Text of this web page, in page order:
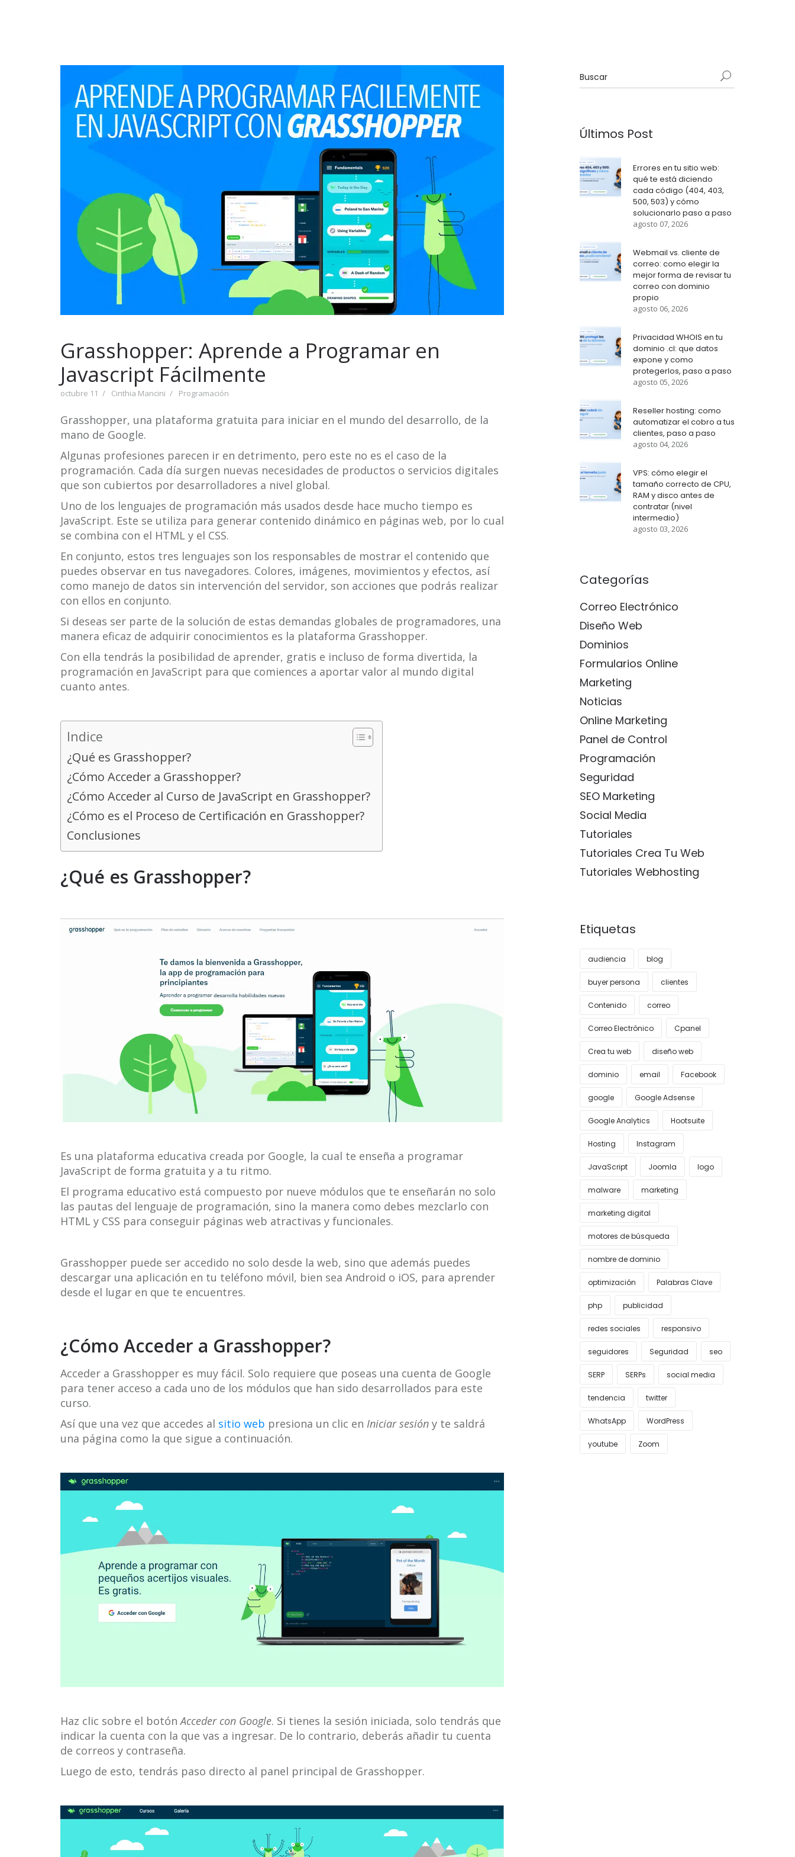
Grasshopper: Aprende a Programar en
Javascript Fácilmente
octubre 11 Cinthia Mancini Programación
Grasshopper, una plataforma gratuita para iniciar en el mundo del desarrollo, de la
mano de Google.
Algunas profesiones parecen ir en detrimento, pero este no es el caso de la
programación. Cada día surgen nuevas necesidades de productos o servicios digitales
que son cubiertos por desarrolladores a nivel global.
Uno de los lenguajes de programación más usados desde hace mucho tiempo es
JavaScript. Este se utiliza para generar contenido dinámico en páginas web, por lo cual
se combina con el HTML y el CSS.
En conjunto, estos tres lenguajes son los responsables de mostrar el contenido que
puedes observar en tus navegadores. Colores, imágenes, movimientos y efectos, así
como manejo de datos sin intervención del servidor, son acciones que podrás realizar
con ellos en conjunto.
Si deseas ser parte de la solución de estas demandas globales de programadores, una
manera eficaz de adquirir conocimientos es la plataforma Grasshopper.
Con ella tendrás la posibilidad de aprender, gratis e incluso de forma divertida, la
programación en JavaScript para que comiences a aportar valor al mundo digital
cuanto antes.
Indice
¿Qué es Grasshopper?
¿Cómo Acceder a Grasshopper?
¿Cómo Acceder al Curso de JavaScript en Grasshopper?
¿Cómo es el Proceso de Certificación en Grasshopper?
Conclusiones
¿Qué es Grasshopper?
Es una plataforma educativa creada por Google, la cual te enseña a programar
JavaScript de forma gratuita y a tu ritmo.
El programa educativo está compuesto por nueve módulos que te enseñarán no solo
las pautas del lenguaje de programación, sino la manera como debes mezclarlo con
HTML y CSS para conseguir páginas web atractivas y funcionales.
Grasshopper puede ser accedido no solo desde la web, sino que además puedes
descargar una aplicación en tu teléfono móvil, bien sea Android o iOS, para aprender
desde el lugar en que te encuentres.
¿Cómo Acceder a Grasshopper?
Acceder a Grasshopper es muy fácil. Solo requiere que poseas una cuenta de Google
para tener acceso a cada uno de los módulos que han sido desarrollados para este
curso.
Así que una vez que accedes al sitio web presiona un clic en Iniciar sesión y te saldrá
una página como la que sigue a continuación.
Haz clic sobre el botónAcceder con Google. Si tienes la sesión iniciada, solo tendrás que
indicar la cuenta con la que vas a ingresar. De lo contrario, deberás añadir tu cuenta
de correos y contraseña.
Luego de esto, tendrás paso directo al panel principal de Grasshopper.
Últimos Post
Errores en tu sitio web:
qué te está diciendo
cada código (404, 403,
500, 503) y cómo
solucionarlo paso a paso
agosto 07, 2026
Webmail vs. cliente de
correo: como elegir la
mejor forma de revisar tu
correo con dominio
propio
agosto 06, 2026
Privacidad WHOIS en tu
dominio .cl: que datos
expone y como
protegerlos, paso a paso
agosto 05, 2026
Reseller hosting: como
automatizar el cobro a tus
clientes, paso a paso
agosto 04, 2026
VPS: cómo elegir el
tamaño correcto de CPU,
RAM y disco antes de
contratar (nivel
intermedio)
agosto 03, 2026
Categorías
Correo Electrónico
Diseño Web
Dominios
Formularios Online
Marketing
Noticias
Online Marketing
Panel de Control
Programación
Seguridad
SEO Marketing
Social Media
Tutoriales
Tutoriales Crea Tu Web
Tutoriales Webhosting
Etiquetas
audiencia blog
buyer persona clientes
Contenido correo
Correo Electrónico Cpanel
Crea tu web diseño web
dominio email Facebook
google Google Adsense
Google Analytics Hootsuite
Hosting Instagram
JavaScript Joomla logo
malware marketing
marketing digital
motores de búsqueda
nombre de dominio
optimización Palabras Clave
php publicidad
redes sociales responsivo
seguidores Seguridad seo
SERP SERPs social media
tendencia twitter
WhatsApp WordPress
youtube Zoom